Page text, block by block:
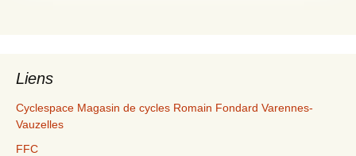
Liens
Cyclespace Magasin de cycles Romain Fondard Varennes-
Vauzelles
FFC